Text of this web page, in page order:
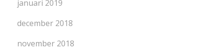
januari 2019
december 2018
november 2018